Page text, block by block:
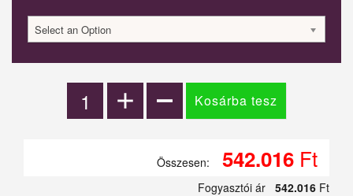
Select an Option
Összesen: 542.016 Ft
Fogyasztói ár 542.016 Ft